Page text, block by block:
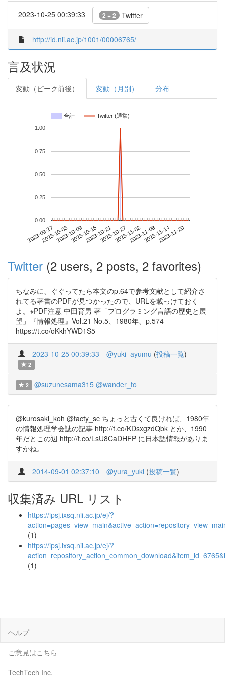
2023-10-25 00:39:33 2 + 2 Twitter
http://id.nii.ac.jp/1001/00006765/
言及状況
変動（ピーク前後） 変動（月別） 分布
合計 Twitter (通常)
2023-09-272023-10-032023-10-092023-10-152023-10-212023-10-272023-11-022023-11-082023-11-142023-11-20
0.00
0.25
0.50
0.75
1.00
Twitter (2 users, 2 posts, 2 favorites)
ちなみに、ぐぐってたら本文のp.64で参考文献として紹介さ
れてる著書のPDFが見つかったので、URLを載っけておく
よ。※PDF注意 中田育男 著「プログラミング言語の歴史と展
望」『情報処理』Vol.21 No.5、1980年、p.574
https://t.co/oKkhYWD1S5
2023-10-25 00:39:33 @yuki_ayumu (投稿一覧)
2
2 @suzunesama315 @wander_to
@kurosaki_koh @tacty_sc ちょっと古くて良ければ、1980年
の情報処理学会誌の記事 http://t.co/KDsxgzdQbk とか、1990
年だとこの辺 http://t.co/LsU8CaDHFP に日本語情報がありま
すかね。
2014-09-01 02:37:10 @yura_yuki (投稿一覧)
収集済み URL リスト
https://ipsj.ixsq.nii.ac.jp/ej/?
(1)
https://ipsj.ixsq.nii.ac.jp/ej/?
(1)
ヘルプ
ご意見はこちら
TechTech Inc.